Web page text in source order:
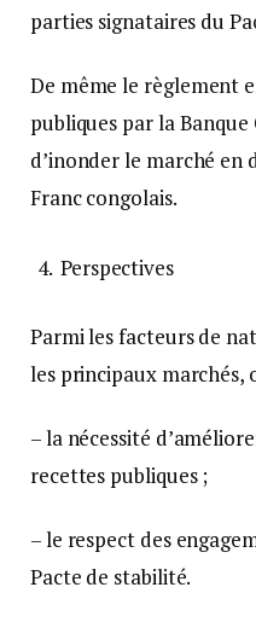
parties signataires du
De même le règlement
publiques par la
d’inonder le marché en
Franc congolais.
Perspectives
Parmi les facteurs de
les principaux marchés,
– la nécessité
recettes publiques ;
– le respect des
Pacte de stabilité.